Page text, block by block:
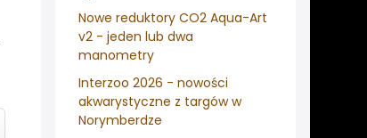
Nowe reduktory CO2 Aqua-Art
v2 - jeden lub dwa
manometry
Interzoo 2026 - nowości
akwarystyczne z targów w
Norymberdze